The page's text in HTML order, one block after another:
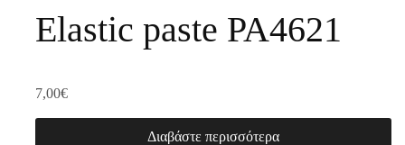
Elastic paste PA4621
7,00€
Διαβάστε περισσότερα